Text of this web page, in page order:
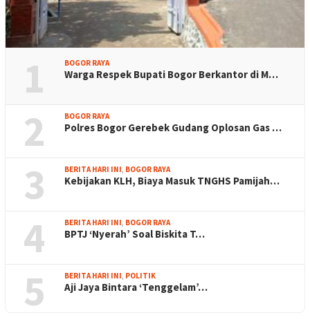
1 BOGOR RAYA
Warga Respek Bupati Bogor Berkantor di M…
2 BOGOR RAYA
Polres Bogor Gerebek Gudang Oplosan Gas …
3 BERITA HARI INI, BOGOR RAYA
Kebijakan KLH, Biaya Masuk TNGHS Pamijah…
4 BERITA HARI INI, BOGOR RAYA
BPTJ ‘Nyerah’ Soal Biskita T…
5 BERITA HARI INI, POLITIK
Aji Jaya Bintara ‘Tenggelam’…